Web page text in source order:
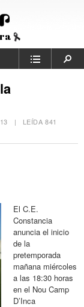
| LEÍDA 841
El C.E.
Constancia
anuncia el inicio
de la
pretemporada
mañana miércoles
a las 18:30 horas
en el Nou Camp
D’Inca